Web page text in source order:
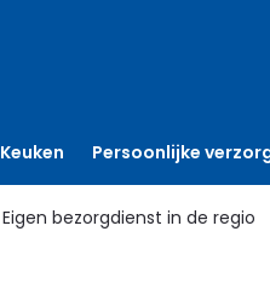
Keuken Persoonlijke
Eigen bezorgdienst in de regio